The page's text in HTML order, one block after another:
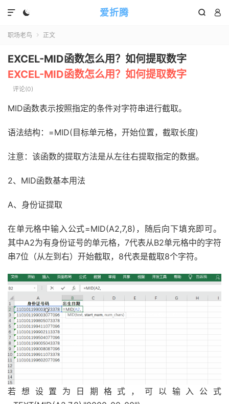
爱折腾 
 

职场老鸟  正文
EXCEL-MID函数怎么用？如何提取数字
EXCEL-MID函数怎么用？如何提取数字
评论(0)
MID函数表示按照指定的条件对字符串进行截取。
语法结构：=MID(目标单元格，开始位置，截取长度)
注意：该函数的提取方法是从左往右提取指定的数据。
2、MID函数基本用法
A、身份证提取
在单元格中输入公式=MID(A2,7,8)，随后向下填充即可。
其中A2为有身份证号的单元格，7代表从B2单元格中的字符
串7位（从左到右）开始截取，8代表是截取8个字符。
若想设置为日期格式，可以输入公式